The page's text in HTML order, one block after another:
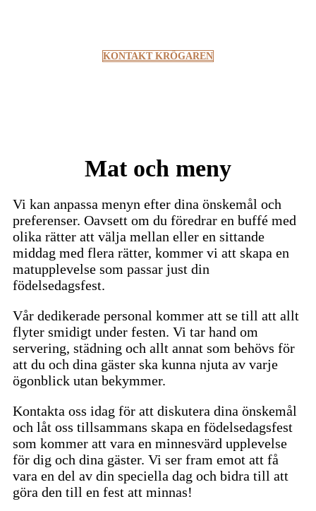
KONTAKT KRÖGAREN
Mat och meny
Vi kan anpassa menyn efter dina önskemål och
preferenser. Oavsett om du föredrar en buffé med
olika rätter att välja mellan eller en sittande
middag med flera rätter, kommer vi att skapa en
matupplevelse som passar just din
födelsedagsfest.
Vår dedikerade personal kommer att se till att allt
flyter smidigt under festen. Vi tar hand om
servering, städning och allt annat som behövs för
att du och dina gäster ska kunna njuta av varje
ögonblick utan bekymmer.
Kontakta oss idag för att diskutera dina önskemål
och låt oss tillsammans skapa en födelsedagsfest
som kommer att vara en minnesvärd upplevelse
för dig och dina gäster. Vi ser fram emot att få
vara en del av din speciella dag och bidra till att
göra den till en fest att minnas!